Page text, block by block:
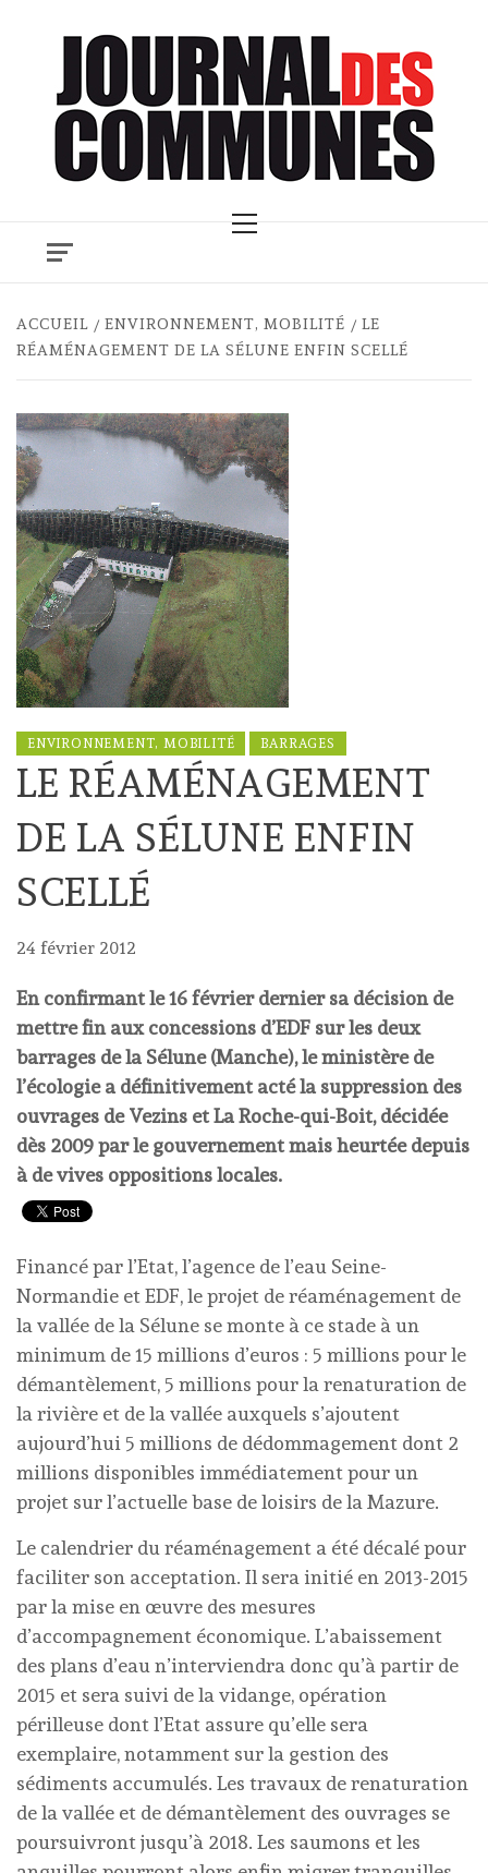
Menu
ACCUEIL ENVIRONNEMENT, MOBILITÉ
LE
RÉAMÉNAGEMENT DE LA SÉLUNE ENFIN SCELLÉ
ENVIRONNEMENT, MOBILITÉ BARRAGES
LE RÉAMÉNAGEMENT
DE LA SÉLUNE ENFIN
SCELLÉ
24 février 2012
En confirmant le 16 février dernier sa décision de
mettre fin aux concessions d’EDF sur les deux
barrages de la Sélune (Manche), le ministère de
l’écologie a définitivement acté la suppression des
ouvrages de Vezins et La Roche-qui-Boit, décidée
dès 2009 par le gouvernement mais heurtée depuis
à de vives oppositions locales.
Financé par l’Etat, l’agence de l’eau Seine-
Normandie et EDF, le projet de réaménagement de
la vallée de la Sélune se monte à ce stade à un
minimum de 15 millions d’euros : 5 millions pour le
démantèlement, 5 millions pour la renaturation de
la rivière et de la vallée auxquels s’ajoutent
aujourd’hui 5 millions de dédommagement dont 2
millions disponibles immédiatement pour un
projet sur l’actuelle base de loisirs de la Mazure.
Le calendrier du réaménagement a été décalé pour
faciliter son acceptation. Il sera initié en 2013-2015
par la mise en œuvre des mesures
d’accompagnement économique. L’abaissement
des plans d’eau n’interviendra donc qu’à partir de
2015 et sera suivi de la vidange, opération
périlleuse dont l’Etat assure qu’elle sera
exemplaire, notamment sur la gestion des
sédiments accumulés. Les travaux de renaturation
de la vallée et de démantèlement des ouvrages se
poursuivront jusqu’à 2018. Les saumons et les